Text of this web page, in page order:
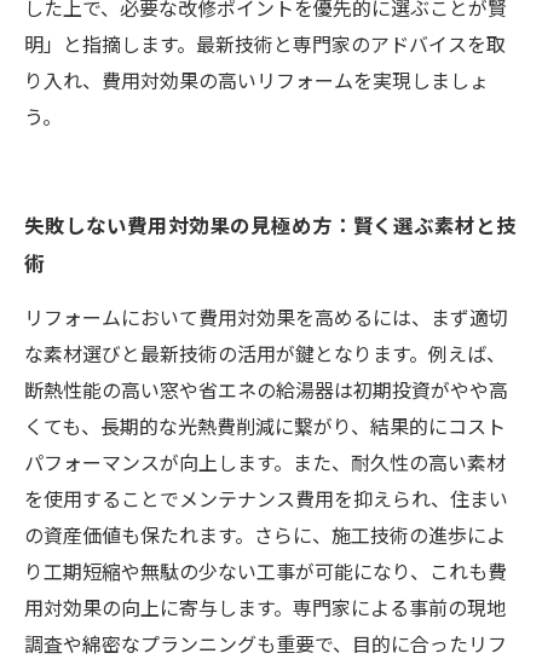
した上で、必要な改修ポイントを優先的に選ぶことが賢
明」と指摘します。最新技術と専門家のアドバイスを取
り入れ、費用対効果の高いリフォームを実現しましょ
う。
失敗しない費用対効果の見極め方：賢く選ぶ素材と技
術
リフォームにおいて費用対効果を高めるには、まず適切
な素材選びと最新技術の活用が鍵となります。例えば、
断熱性能の高い窓や省エネの給湯器は初期投資がやや高
くても、長期的な光熱費削減に繋がり、結果的にコスト
パフォーマンスが向上します。また、耐久性の高い素材
を使用することでメンテナンス費用を抑えられ、住まい
の資産価値も保たれます。さらに、施工技術の進歩によ
り工期短縮や無駄の少ない工事が可能になり、これも費
用対効果の向上に寄与します。専門家による事前の現地
調査や綿密なプランニングも重要で、目的に合ったリフ